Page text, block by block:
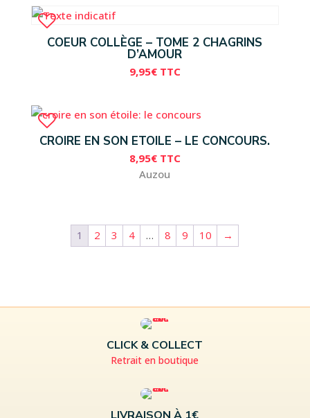
COEUR COLLÈGE – TOME 2 CHAGRINS
D’AMOUR
9,95€ TTC
CROIRE EN SON ETOILE – LE CONCOURS.
8,95€ TTC
Auzou
1 2 3 4 … 8 9 10 →
CLICK & COLLECT
Retrait en boutique